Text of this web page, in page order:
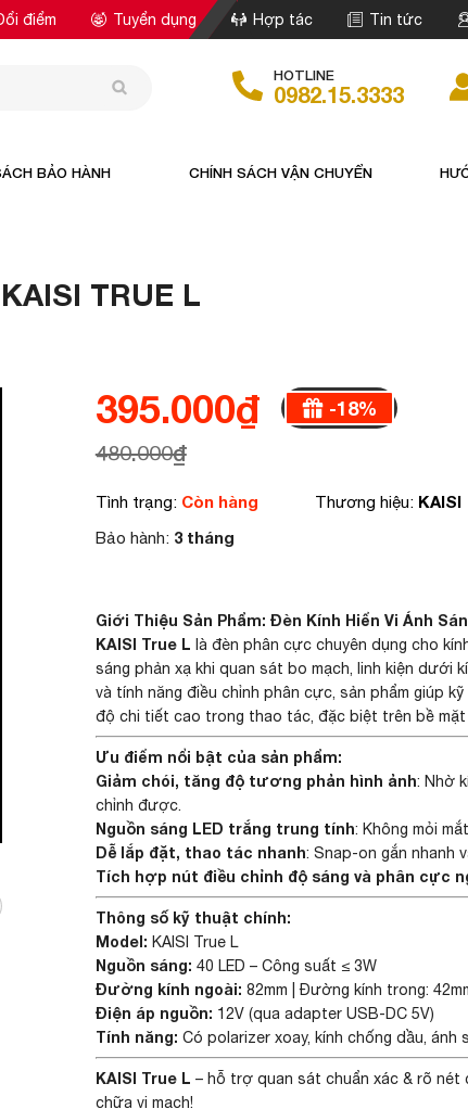
điểm Tuyển dụng Hợp tác Tin tức
HOTLINE
0982.15.3333
BẢO HÀNH CHÍNH SÁCH VẬN CHUYỂN
TRUE L
395.000₫ -18%
480.000₫
Tình trạng: Còn hàng Thương hiệu: KAISI
Bảo hành: 3 tháng
Giới Thiệu Sản Phẩm: Đèn Kính Hiển Vi Ánh
KAISI True L là đèn phân cực chuyên dụng cho
sáng phản xạ khi quan sát bo mạch, linh kiện dưới
và tính năng điều chỉnh phân cực, sản phẩm giúp
độ chi tiết cao trong thao tác, đặc biệt trên bề mặt
Ưu điểm nổi bật của sản phẩm:
Giảm chói, tăng độ tương phản hình ảnh: Nhờ
chỉnh được.
Nguồn sáng LED trắng trung tính: Không mỏi
Dễ lắp đặt, thao tác nhanh: Snap-on gắn nhanh
Tích hợp nút điều chỉnh độ sáng và phân cực
Thông số kỹ thuật chính:
Model: KAISI True L
Nguồn sáng: 40 LED – Công suất ≤ 3W
Đường kính ngoài: 82mm | Đường kính trong:
Điện áp nguồn: 12V (qua adapter USB-DC 5V)
Tính năng: Có polarizer xoay, kính chống dầu, ánh
KAISI True L – hỗ trợ quan sát chuẩn xác & rõ nét
chữa vi mạch!